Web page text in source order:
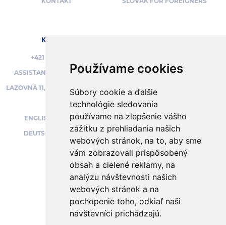
Používame cookies
Súbory cookie a ďalšie
technológie sledovania
používame na zlepšenie vášho
zážitku z prehliadania našich
webových stránok, na to, aby sme
vám zobrazovali prispôsobený
obsah a cielené reklamy, na
analýzu návštevnosti našich
webových stránok a na
pochopenie toho, odkiaľ naši
návštevníci prichádzajú.
KONTAKT
+421 950 395 973
ASSISTANT@UNIVERSA.SK
LAZOVNÁ 11, BANSKÁ BYSTRICA
ENGLISH SPEAKING:
DEUTSCHSPRACHIG:
PODPORUJEME
OBCHODNÉ PODMIENKY
OCHRANA OSOBNÝCH ÚDAJOV
PLATBY A OBJEDNÁVKY